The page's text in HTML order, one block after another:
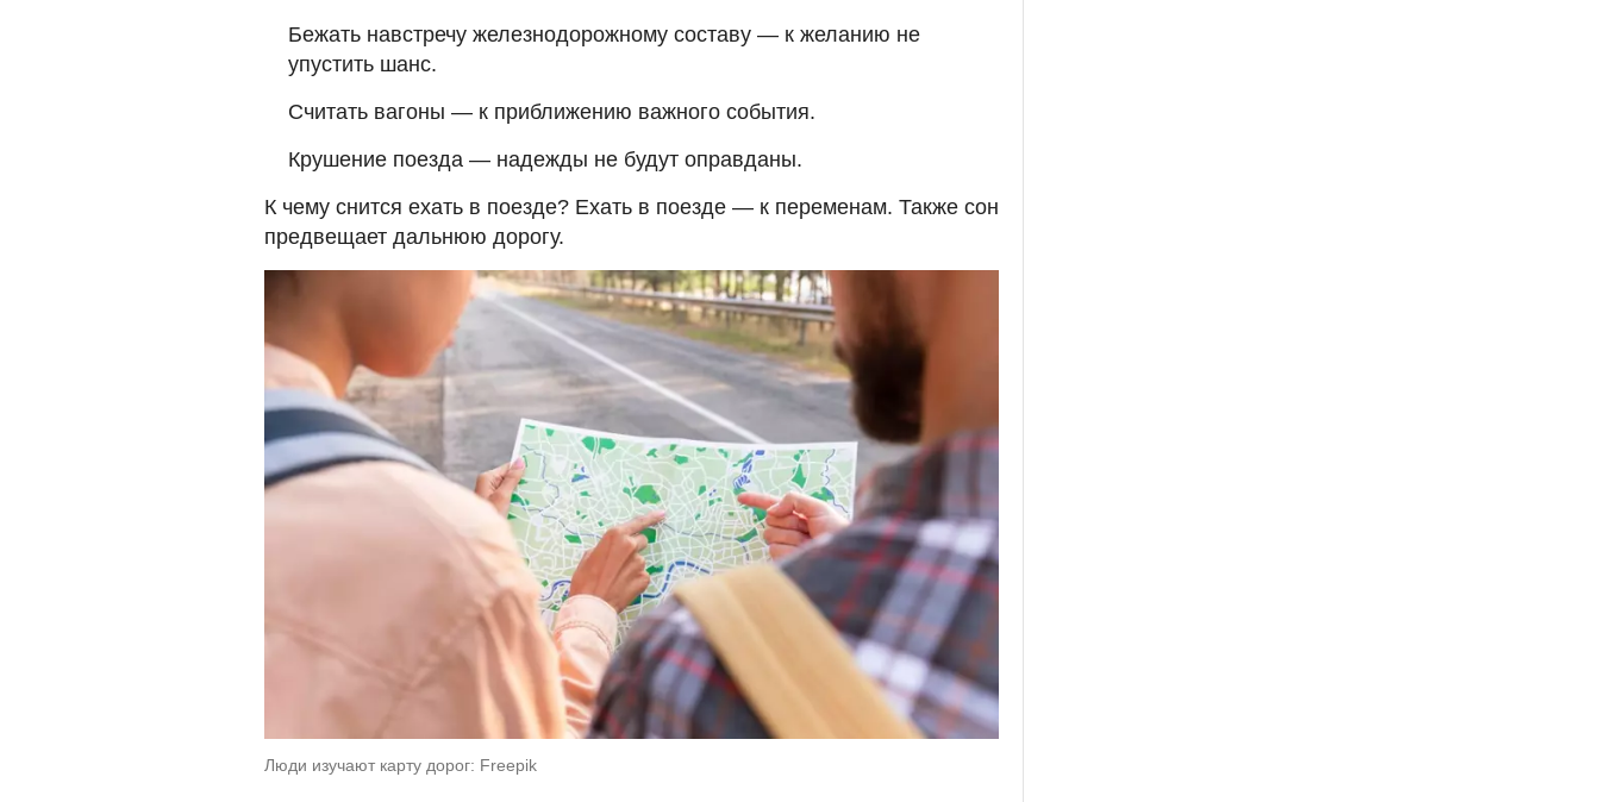
Бежать навстречу железнодорожному составу — к желанию не
упустить шанс.
Считать вагоны — к приближению важного события.
Крушение поезда — надежды не будут оправданы.
К чему снится ехать в поезде? Ехать в поезде — к переменам. Также сон
предвещает дальнюю дорогу.
Люди изучают карту дорог: Freepik